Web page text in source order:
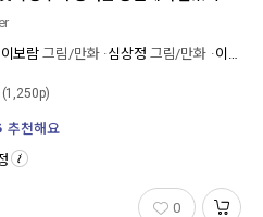
이보람 그림/만화 심상정 그림/만화 이윤희
(1,250p)
추천해요
0